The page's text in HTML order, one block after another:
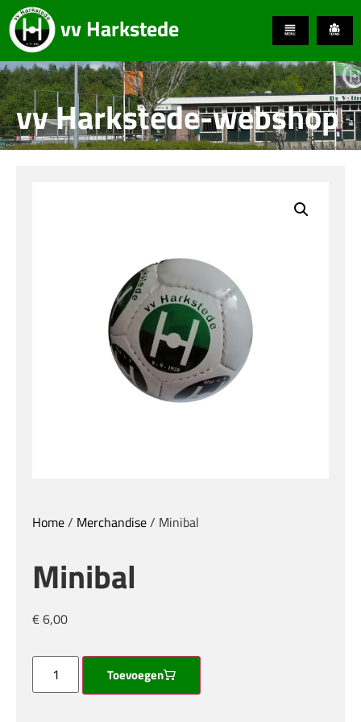
vv Harkstede
vv Harkstede-webshop
Home/ Merchandise/ Minibal
Minibal
€6,00
Toevoegen